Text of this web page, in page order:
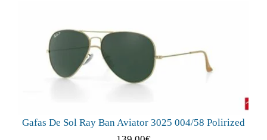
Gafas De Sol Ray Ban Aviator 3025 004/58 Polirized